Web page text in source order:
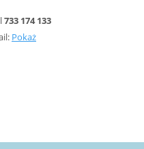
733 174 133
Pokaż